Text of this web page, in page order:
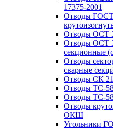
17375-2001
Отводы ГОСТ
Отводы ОСТ
Отводы ОСТ
секционные
Отводы
сварные
Отводы СК
Отводы ТС-
Отводы ТС-
Отводы
ОКШ
Угольники